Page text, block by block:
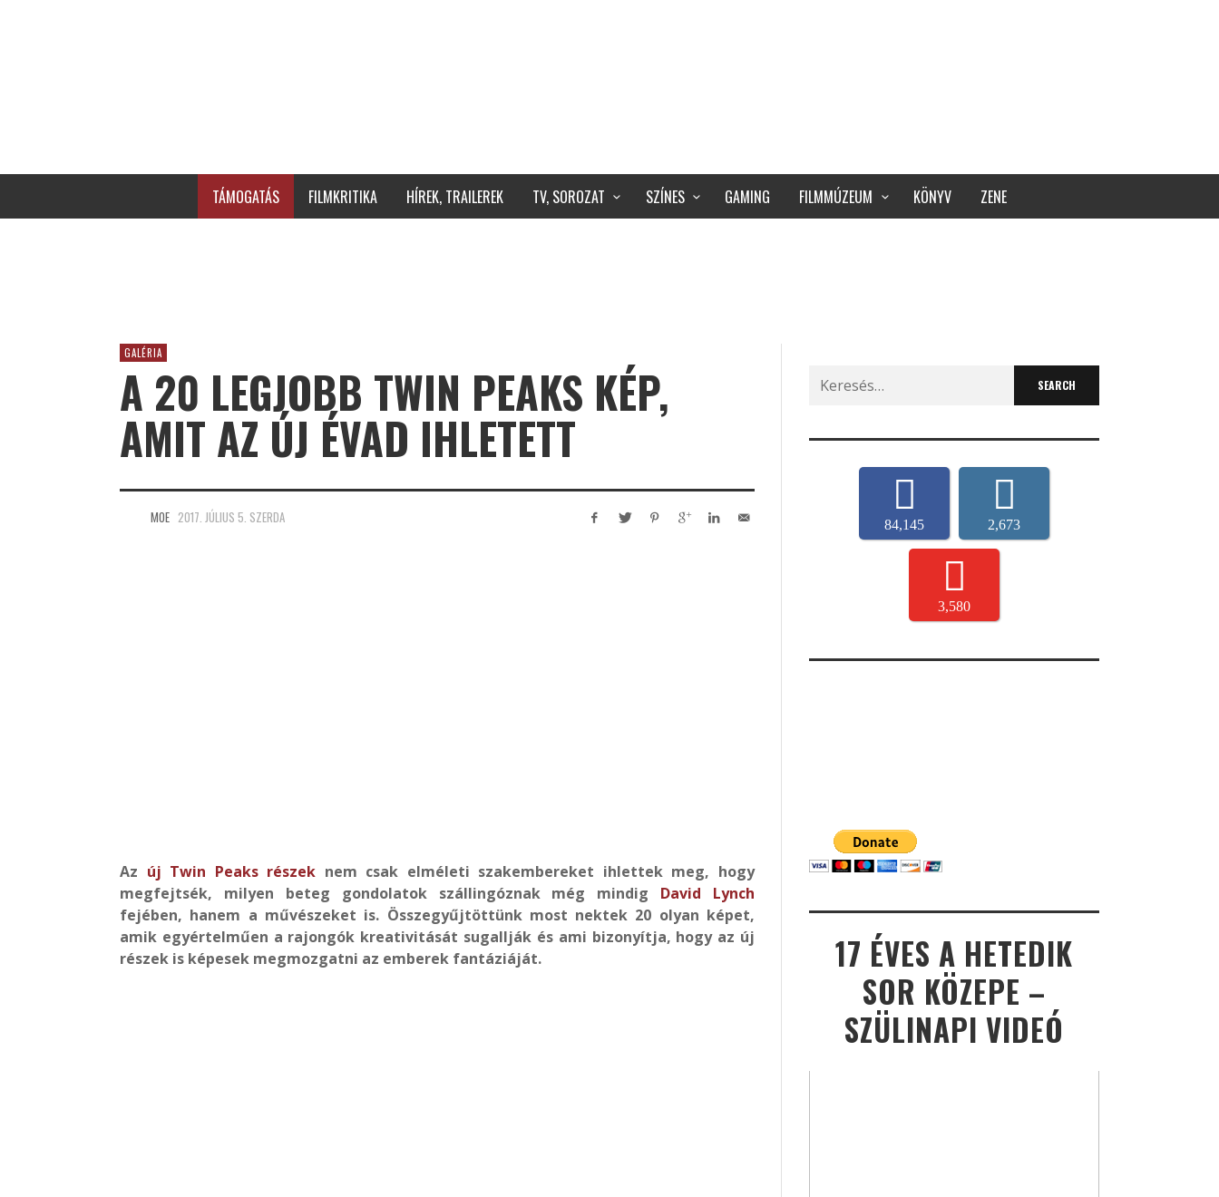
TÁMOGATÁS FILMKRITIKA HÍREK, TRAILEREK TV, SOROZAT SZÍNES GAMING FILMMÚZEUM KÖNYV ZENE
GALÉRIA
A 20 LEGJOBB TWIN PEAKS KÉP,
AMIT AZ ÚJ ÉVAD IHLETETT
MOE 2017. JÚLIUS 5. SZERDA
Az új Twin Peaks részek nem csak elméleti szakembereket ihlettek meg, hogy
megfejtsék, milyen beteg gondolatok szállingóznak még mindig David Lynch
fejében, hanem a művészeket is. Összegyűjtöttünk most nektek 20 olyan képet,
amik egyértelműen a rajongók kreativitását sugallják és ami bizonyítja, hogy az új
részek is képesek megmozgatni az emberek fantáziáját.
Search
for:
84,145 2,673
3,580
17 ÉVES A HETEDIK
SOR KÖZEPE –
SZÜLINAPI VIDEÓ